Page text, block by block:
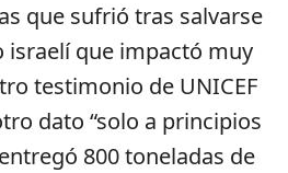
que sufrió tras salvarse
israelí que impactó muy
testimonio de UNICEF
dato “solo a principios
800 toneladas de